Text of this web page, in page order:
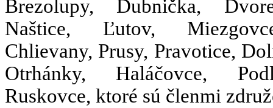
Brezolupy, Dubnička,
Naštice, Ľutov,
Chlievany, Prusy, Pravotice,
Otrhánky, Haláčovce,
Ruskovce, ktoré sú členmi